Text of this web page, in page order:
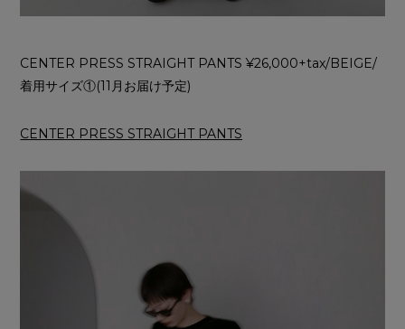
CENTER PRESS STRAIGHT PANTS ¥26,000+tax/BEIGE/
着用サイズ①(11月お届け予定)
CENTER PRESS STRAIGHT PANTS